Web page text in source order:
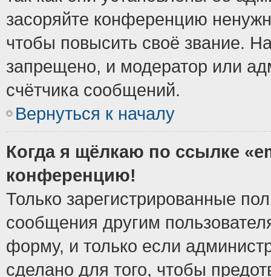
засоряйте конференцию
чтобы повысить своё звание.
запрещено, и модератор или
счётчика сообщений.
Вернуться к началу
Когда я щёлкаю по ссылке
конференцию!
Только зарегистрированные
сообщения другим
форму, и только если
сделано для того, чтобы